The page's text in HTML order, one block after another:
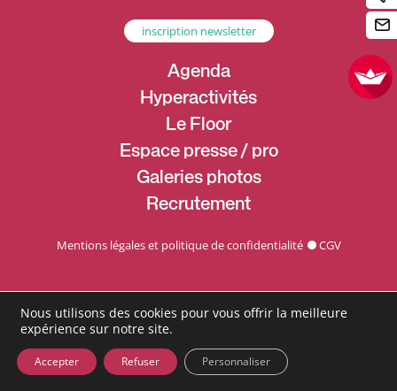
inscription newsletter
Agenda
Hyperactivités
Le Floor
Espace presse / pro
Galeries photos
Recrutement
Mentions légales et politique de confidentialité CGV
Nous utilisons des cookies pour vous offrir la meilleure
expérience sur notre site.
Accepter Refuser Personnaliser